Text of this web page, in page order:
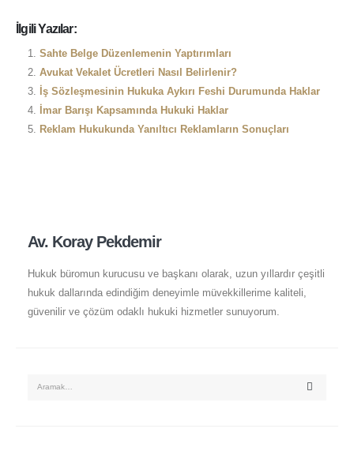
İlgili Yazılar:
Sahte Belge Düzenlemenin Yaptırımları
Avukat Vekalet Ücretleri Nasıl Belirlenir?
İş Sözleşmesinin Hukuka Aykırı Feshi Durumunda Haklar
İmar Barışı Kapsamında Hukuki Haklar
Reklam Hukukunda Yanıltıcı Reklamların Sonuçları
Av. Koray Pekdemir
Hukuk büromun kurucusu ve başkanı olarak, uzun yıllardır çeşitli
hukuk dallarında edindiğim deneyimle müvekkillerime kaliteli,
güvenilir ve çözüm odaklı hukuki hizmetler sunuyorum.